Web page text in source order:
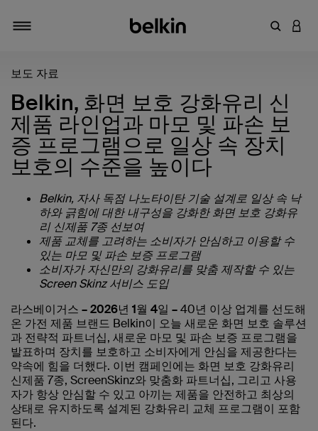
키워드
보도 자료
Belkin, 화면 보호 강화유리 신
제품 라인업과 마모 및 파손 보
증 프로그램으로 일상 속 장치
보호의 수준을 높이다
Belkin, 자사 독점 나노타이탄 기술 설계로 일상 속 낙
하와 긁힘에 대한 내구성을 강화한 화면 보호 강화유
리 신제품 7종 선보여
제품 교체를 고려하는 소비자가 안심하고 이용할 수
있는 마모 및 파손 보증 프로그램
소비자가 자신만의 강화유리를 맞춤 제작할 수 있는
Screen Skinz 서비스 도입
라스베이거스 – 2026년 1월 4일 –40년 이상 업계를 선도해
온 가전 제품 브랜드 Belkin이 오늘 새로운 화면 보호 솔루션
과 전략적 파트너십, 새로운 마모 및 파손 보증 프로그램을
발표하며 장치를 보호하고 소비자에게 안심을 제공한다는
약속에 힘을 더했다. 이번 캠페인에는 화면 보호 강화유리
신제품 7종, ScreenSkinz와 맞춤화 파트너십, 그리고 사용
자가 항상 안심할 수 있고 아끼는 제품을 안전하고 최상의
상태로 유지하도록 설계된 강화유리 교체 프로그램이 포함
된다.